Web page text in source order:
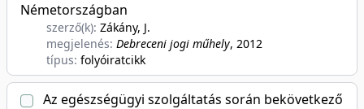
Németországban
szerző(k): Zákány, J.
megjelenés: Debreceni jogi műhely, 2012
típus: folyóiratcikk
Az egészségügyi szolgáltatás során bekövetkező